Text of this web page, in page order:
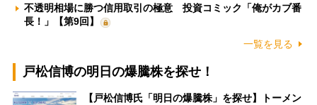
不透明相場に勝つ信用取引の極意 投資コミック「俺がカブ番
長！」【第9回】
一覧を見る
戸松信博の明日の爆騰株を探せ！
【戸松信博氏「明日の爆騰株」を探せ】トーメン